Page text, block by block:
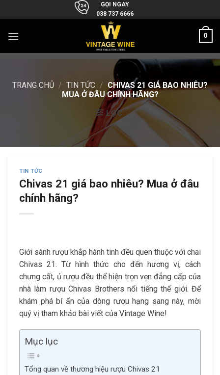
to
GỌI NGAY
038 737 6666
0
TRANG CHỦ / TIN TỨC / CHIVAS 21 GIÁ BAO NHIÊU?
MUA Ở ĐÂU CHÍNH HÃNG?
LỌC
TIN TỨC
Chivas 21 giá bao nhiêu? Mua ở đâu
chính hãng?
Giới sành rượu khắp hành tinh đều quen thuộc với chai
Chivas 21. Từ hình thức cho đến hương vị, cách
chưng cất, ủ rượu đều thể hiện trọn vẹn đẳng cấp của
nhà làm rượu Chivas Brothers nổi tiếng thế giới. Để
khám phá bí ẩn của dòng rượu hạng sang này, mời
quý vị tham khảo bài viết của Vintage Wine!
Mục lục
Tổng quan về thương hiệu rượu Chivas 21